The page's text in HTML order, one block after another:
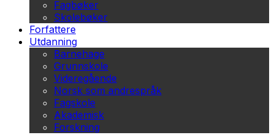
Fagbøker
Skolebøker
Forfattere
Utdanning
Barnehage
Grunnskole
Videregående
Norsk som andrespråk
Fagskole
Akademisk
Forskning